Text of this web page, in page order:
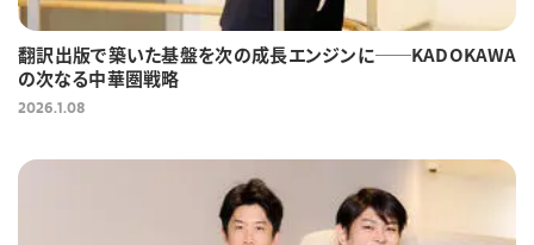
翻訳出版で築いた基盤を次の成長エンジンに──KADOKAWA
の次なる中華圏戦略
2026.1.08